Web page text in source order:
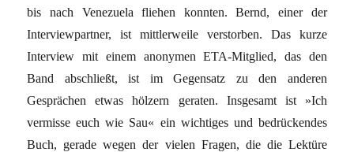
bis nach Venezuela fliehen konnten. Bernd, einer der
Interviewpartner, ist mittlerweile verstorben. Das kurze
Interview mit einem anonymen ETA-Mitglied, das den
Band abschließt, ist im Gegensatz zu den anderen
Gesprächen etwas hölzern geraten. Insgesamt ist »Ich
vermisse euch wie Sau« ein wichtiges und bedrückendes
Buch, gerade wegen der vielen Fragen, die die Lektüre